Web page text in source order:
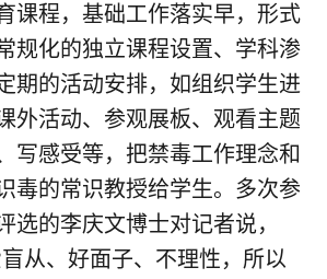
课程，基础工作落实早，形式
规化的独立课程设置、学科渗
期的活动安排，如组织学生进
外活动、参观展板、观看主题
写感受等，把禁毒工作理念和
毒的常识教授给学生。多次参
选的李庆文博士对记者说，
从、好面子、不理性，所以